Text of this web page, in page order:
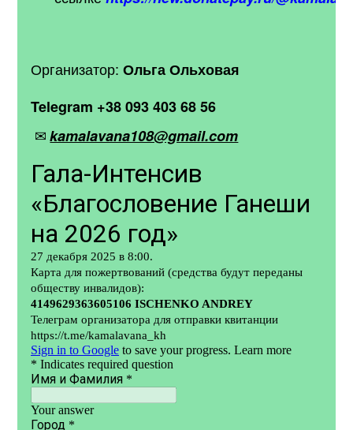
Организатор:Ольга Ольховая
Telegram +38 093 403 68 56
✉ kamalavana108@gmail.com